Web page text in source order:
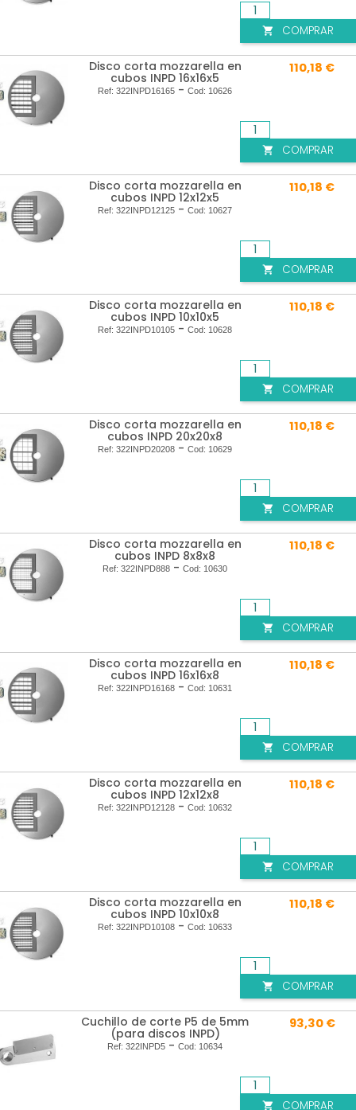
 COMPRAR
Disco corta mozzarella en
cubos INPD 16x16x5
Ref: 322INPD16165 - Cod: 10626
110,18 €
 COMPRAR
Disco corta mozzarella en
cubos INPD 12x12x5
Ref: 322INPD12125 - Cod: 10627
110,18 €
 COMPRAR
Disco corta mozzarella en
cubos INPD 10x10x5
Ref: 322INPD10105 - Cod: 10628
110,18 €
 COMPRAR
Disco corta mozzarella en
cubos INPD 20x20x8
Ref: 322INPD20208 - Cod: 10629
110,18 €
 COMPRAR
Disco corta mozzarella en
cubos INPD 8x8x8
Ref: 322INPD888 - Cod: 10630
110,18 €
 COMPRAR
Disco corta mozzarella en
cubos INPD 16x16x8
Ref: 322INPD16168 - Cod: 10631
110,18 €
 COMPRAR
Disco corta mozzarella en
cubos INPD 12x12x8
Ref: 322INPD12128 - Cod: 10632
110,18 €
 COMPRAR
Disco corta mozzarella en
cubos INPD 10x10x8
Ref: 322INPD10108 - Cod: 10633
110,18 €
 COMPRAR
Cuchillo de corte P5 de 5mm
(para discos INPD)
Ref: 322INPD5 - Cod: 10634
93,30 €
 COMPRAR